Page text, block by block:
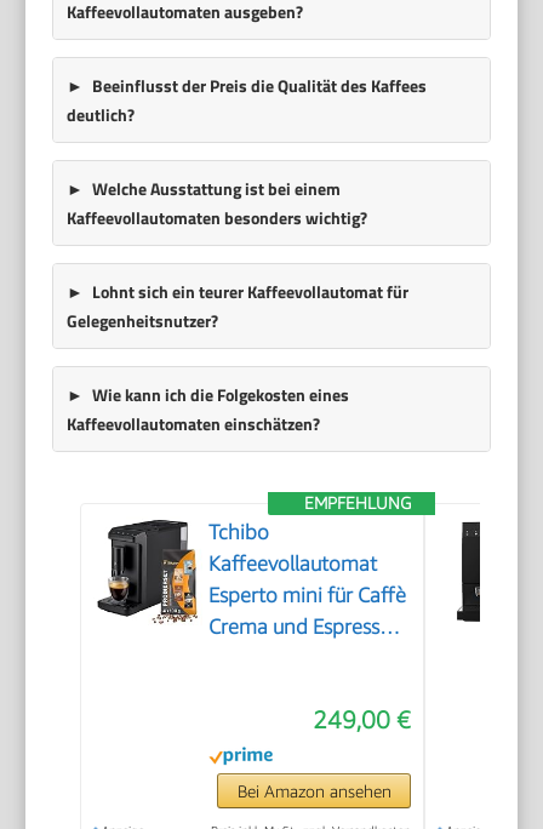
Kaffeevollautomaten ausgeben?
Beeinflusst der Preis die Qualität des Kaffees
deutlich?
Welche Ausstattung ist bei einem
Kaffeevollautomaten besonders wichtig?
Lohnt sich ein teurer Kaffeevollautomat für
Gelegenheitsnutzer?
Wie kann ich die Folgekosten eines
Kaffeevollautomaten einschätzen?
EMPFEHLUNG
Tchibo
Kaffeevollautomat
Esperto mini für Caffè
Crema und Espresso,
geeignet für jede
Küche, Camping,
Studentenapartment,
Schwarz - INKLUSIVE
249,00 €
Bei Amazon ansehen